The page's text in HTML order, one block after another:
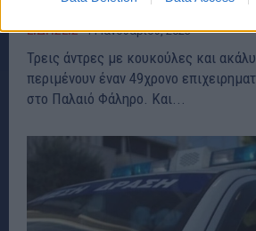
ΕΙΔΗΣΕΙΣ 11 Ιανουαρίου, 2023
Τρεις άντρες με κουκούλες και
περιμένουν έναν 49χρονο
στο Παλαιό Φάληρο. Και...